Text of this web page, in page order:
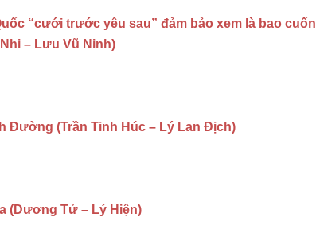
“cưới trước yêu sau” đảm bảo xem là bao cuốn
– Lưu Vũ Ninh)
Đường (Trần Tinh Húc – Lý Lan Địch)
(Dương Tử – Lý Hiện)